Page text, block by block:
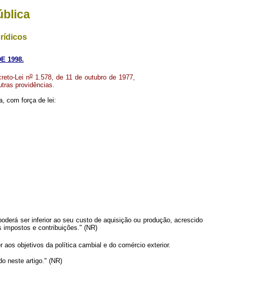
1998.
Lei no 1.578, de 11 de outubro de 1977,
providências.
com força de lei:
ser inferior ao seu custo de aquisição ou produção, acrescido
e contribuições." (NR)
objetivos da política cambial e do comércio exterior.
neste artigo." (NR)